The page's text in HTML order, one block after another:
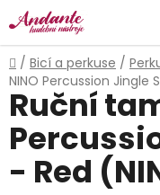
Přejít
na
obsah
Domů
/ Bicí a perkuse /
NINO Percussion Jingle
Ruční
- Red